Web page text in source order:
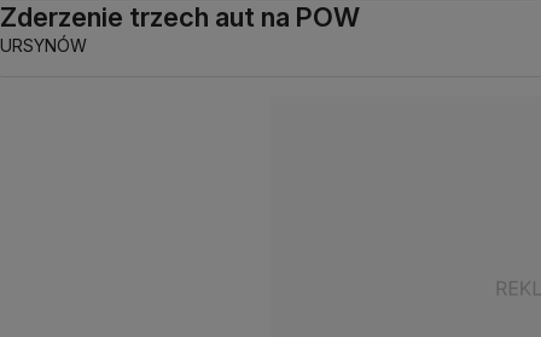
Zderzenie trzech aut na POW
URSYNÓW